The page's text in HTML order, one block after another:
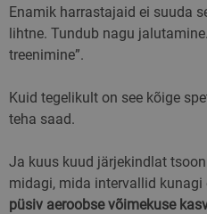
Enamik harrastajaid ei suuda
lihtne. Tundub nagu
treenimine”.
Kuid tegelikult on see kõige
teha saad.
Ja kuus kuud järjekindlat
midagi, mida intervallid kunagi
püsiv aeroobse võimekuse